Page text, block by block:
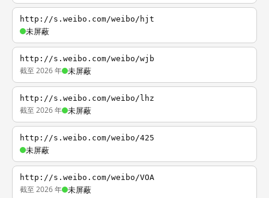
http://s.weibo.com/weibo/hjt
未屏蔽
http://s.weibo.com/weibo/wjb
截至 2026 年 未屏蔽
http://s.weibo.com/weibo/lhz
截至 2026 年 未屏蔽
http://s.weibo.com/weibo/425
未屏蔽
http://s.weibo.com/weibo/VOA
截至 2026 年 未屏蔽